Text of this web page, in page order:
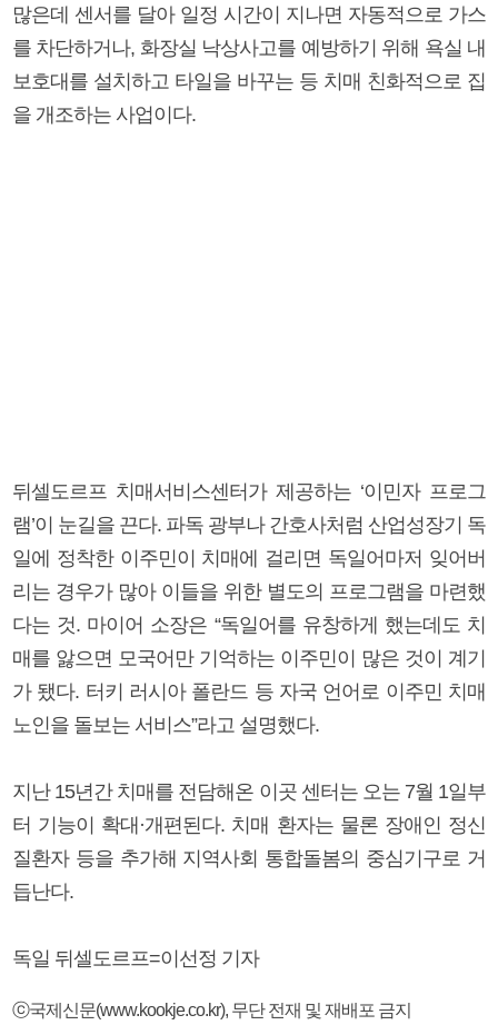
많은데 센서를 달아 일정 시간이 지나면 자동적으로 가스
를 차단하거나, 화장실 낙상사고를 예방하기 위해 욕실 내
보호대를 설치하고 타일을 바꾸는 등 치매 친화적으로 집
을 개조하는 사업이다.
뒤셀도르프 치매서비스센터가 제공하는 ‘이민자 프로그
램’이 눈길을 끈다. 파독 광부나 간호사처럼 산업성장기 독
일에 정착한 이주민이 치매에 걸리면 독일어마저 잊어버
리는 경우가 많아 이들을 위한 별도의 프로그램을 마련했
다는 것. 마이어 소장은 “독일어를 유창하게 했는데도 치
매를 앓으면 모국어만 기억하는 이주민이 많은 것이 계기
가 됐다. 터키 러시아 폴란드 등 자국 언어로 이주민 치매
노인을 돌보는 서비스”라고 설명했다.
지난 15년간 치매를 전담해온 이곳 센터는 오는 7월 1일부
터 기능이 확대·개편된다. 치매 환자는 물론 장애인 정신
질환자 등을 추가해 지역사회 통합돌봄의 중심기구로 거
듭난다.
독일 뒤셀도르프=이선정 기자
ⓒ국제신문(www.kookje.co.kr), 무단 전재 및 재배포 금지